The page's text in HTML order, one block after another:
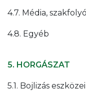
4.7. Média,
4.8. Egyéb
5. HORGÁSZAT
5.1. Bojlizás eszközei